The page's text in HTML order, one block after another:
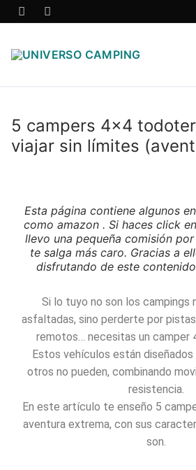
5 campers 4×4
viajar sin límites
Esta página contiene algunos
como amazon . Si haces click
llevo una pequeña comisión
te salga más caro. Gracias a
disfrutando de este
Si lo tuyo no son los campings
asfaltadas, sino perderte por
remotos… necesitas un camper
Estos vehículos están
otros no pueden, combinando
resistencia.
En este artículo te enseño 5
aventura extrema, con sus
son.